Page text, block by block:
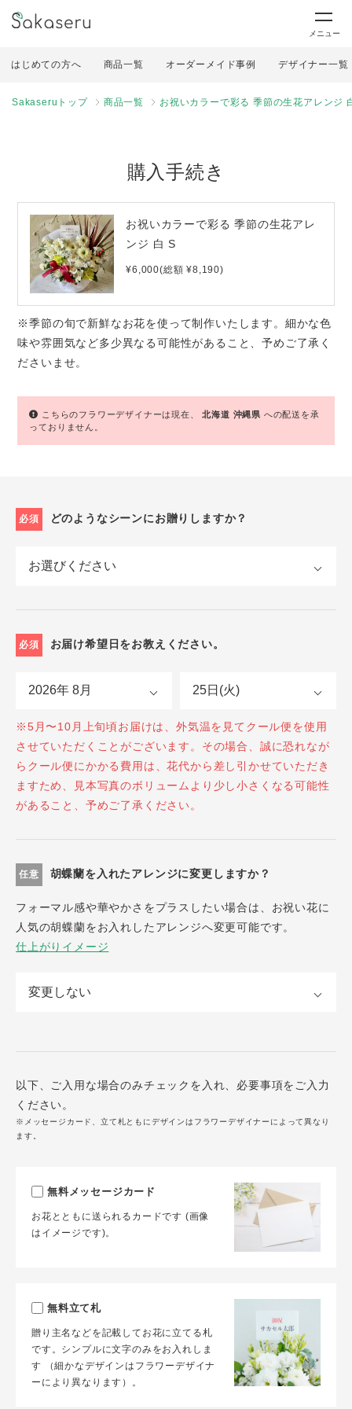
メニュー
はじめての方へ 商品一覧 オーダーメイド事例 デザイナー一覧
Sakaseruトップ 商品一覧 お祝いカラーで彩る 季節の生花アレンジ
購入手続き
お祝いカラーで彩る 季節の生花アレ
ンジ 白 S
¥6,000(総額 ¥8,190)
※季節の旬で新鮮なお花を使って制作いたします。細かな色
味や雰囲気など多少異なる可能性があること、予めご了承く
ださいませ。
こちらのフラワーデザイナーは現在、北海道 沖縄県 への配送を承
っておりません。
必須 どのようなシーンにお贈りしますか？
必須 お届け希望日をお教えください。
※5月〜10月上旬頃お届けは、外気温を見てクール便を使用
させていただくことがございます。その場合、誠に恐れなが
らクール便にかかる費用は、花代から差し引かせていただき
ますため、見本写真のボリュームより少し小さくなる可能性
があること、予めご了承ください。
任意 胡蝶蘭を入れたアレンジに変更しますか？
フォーマル感や華やかさをプラスしたい場合は、お祝い花に
人気の胡蝶蘭をお入れしたアレンジへ変更可能です。
仕上がりイメージ
以下、ご入用な場合のみチェックを入れ、必要事項をご入力
ください。
※メッセージカード、立て札ともにデザインはフラワーデザイナーによって異なり
ます。
無料メッセージカード
お花とともに送られるカードです (画像
はイメージです)。
無料立て札
贈り主名などを記載してお花に立てる札
です。シンプルに文字のみをお入れしま
す （細かなデザインはフラワーデザイナ
ーにより異なります）。